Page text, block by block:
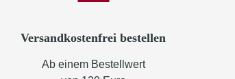
Versandkostenfrei bestellen
Ab einem Bestellwert